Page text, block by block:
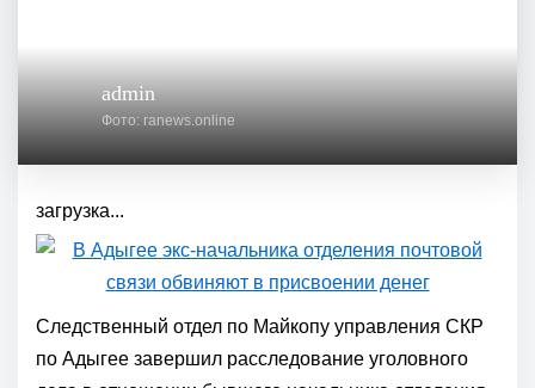
admin
Фото: ranews.online
загрузка...
Следственный отдел по Майкопу управления СКР
по Адыгее завершил расследование уголовного